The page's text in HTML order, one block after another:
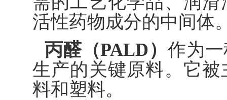
活性药物成分的中间体
丙醛（PALD）作为
生产的关键原料。它
料和塑料。